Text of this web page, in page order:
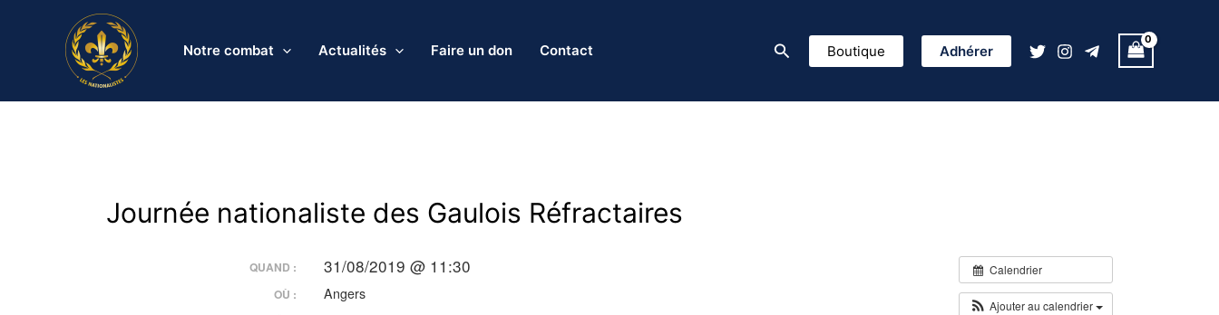
Notre combat Actualités Faire un don Contact Rechercher
Boutique Adhérer
Journée nationaliste des Gaulois Réfractaires
Calendrier
Ajouter au calendrier
QUAND : 31/08/2019 @ 11:30
OÙ : Angers